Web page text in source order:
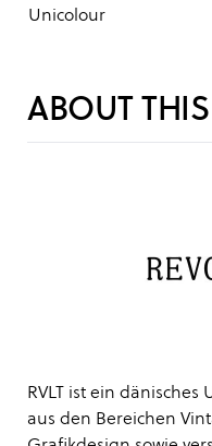
Unicolour
ABOUT
RVLT ist ein
aus den Bereichen